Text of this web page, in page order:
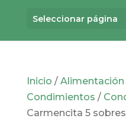
Seleccionar página
de
productos
Inicio / Alimentación
Condimientos /
Carmencita 5 sobres